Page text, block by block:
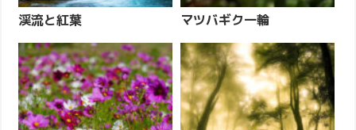
渓流と紅葉 マツバギク一輪